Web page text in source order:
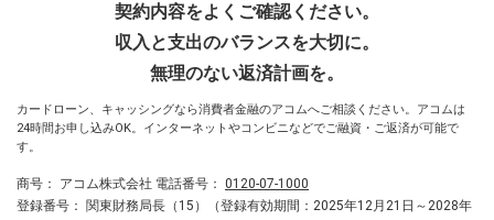
契約内容をよくご確認ください。
収入と支出のバランスを大切に。
無理のない返済計画を。
カードローン、キャッシングなら消費者金融のアコムへご相談ください。アコムは
24時間お申し込みOK。インターネットやコンビニなどでご融資・ご返済が可能で
す。
商号： アコム株式会社 電話番号： 0120-07-1000
登録番号：
関東財務局長（15）（登録有効期間：2025年12月21日～2028年